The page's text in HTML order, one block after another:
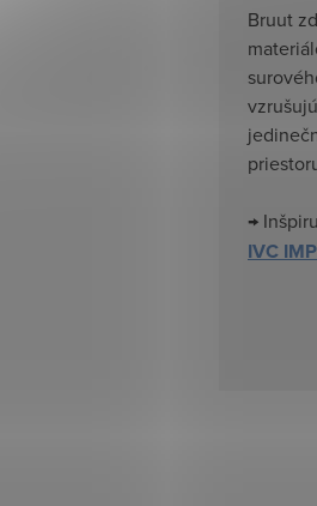
Bruut
→
IVC